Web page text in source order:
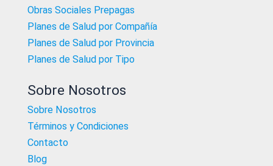
Obras Sociales Prepagas
Planes de Salud por Compañía
Planes de Salud por Provincia
Planes de Salud por Tipo
Sobre Nosotros
Sobre Nosotros
Términos y Condiciones
Contacto
Blog